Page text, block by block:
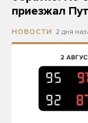
приезжал
НОВОСТИ 2 дня